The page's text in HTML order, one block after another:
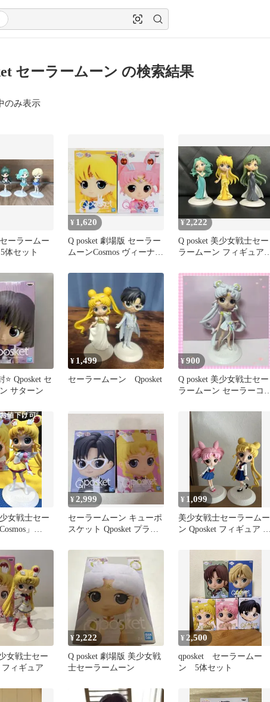
セーラームーン の検索結果
のみ表示
ーラームー
体セット
¥ 1,620
Q posket 劇場版 セーラー
ムーンCosmos ヴィーナス
¥ 2,222
Q posket 美少女戦士セー
ラームーン フィギュア 3
⭐️ Qposket セ
サターン
¥ 1,499
セーラームーン Qposket
¥900
Q posket 美少女戦士セー
ラームーン セーラーコス
女戦士セー
」
¥2,999
セーラームーン キューポ
スケット Qposket プライ
¥ 1,099
美少女戦士セーラームー
ン Qposket フィギュア 2
女戦士セー
ィギュア
¥2,222
Q posket 劇場版 美少女戦
士セーラームーン
¥ 2,500
qposket セーラームー
ン 5体セット